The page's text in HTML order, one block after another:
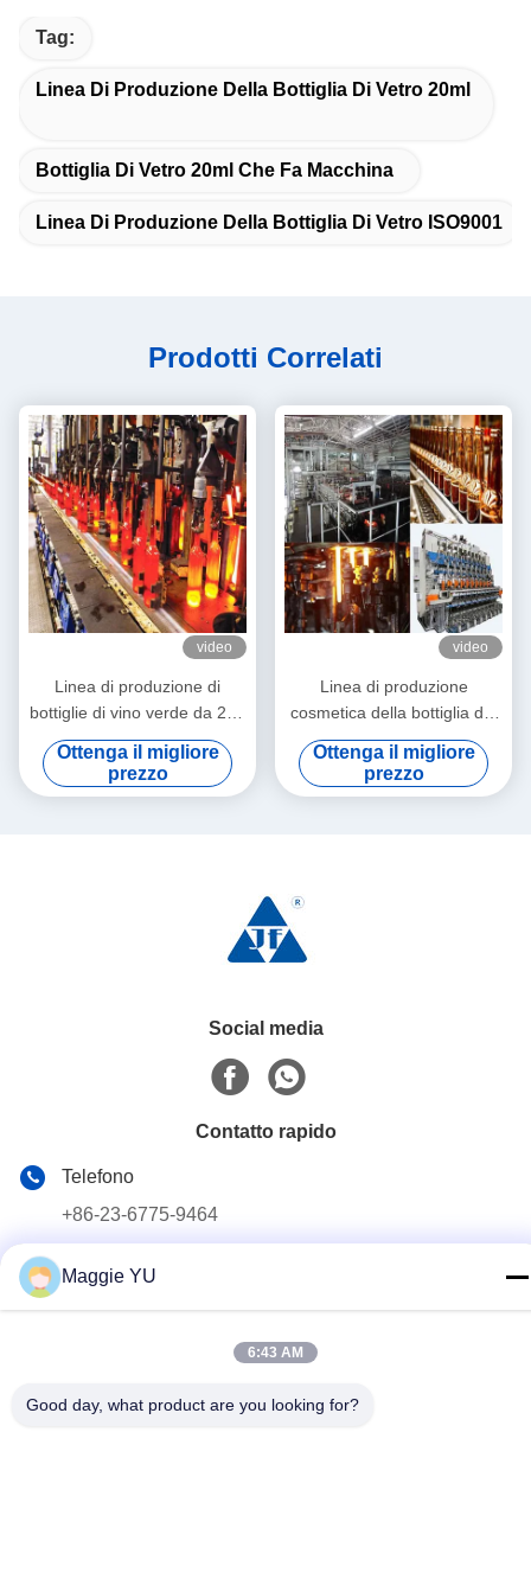
Tag:
Linea Di Produzione Della Bottiglia Di Vetro 20ml
Bottiglia Di Vetro 20ml Che Fa Macchina
Linea Di Produzione Della Bottiglia Di Vetro ISO9001
Prodotti Correlati
video
Linea di produzione di
bottiglie di vino verde da 250
g a 300 ml Macchine per la
produzione di vino da vetro
Ottenga il migliore
prezzo
video
Linea di produzione
cosmetica della bottiglia del
vetro da bottiglia di
stoccaggio chiaro colore
Ottenga il migliore
prezzo
Social media
Contatto rapido
Telefono
+86-23-6775-9464
Maggie YU
6:43 AM
Good day, what product are you looking for?